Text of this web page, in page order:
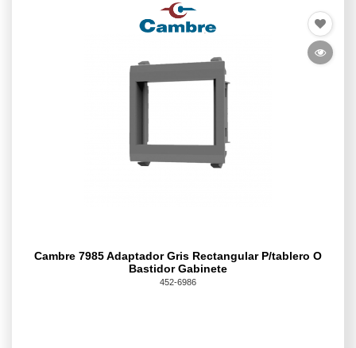
Cambre 7985 Adaptador Gris Rectangular P/tablero O
Bastidor Gabinete
452-6986